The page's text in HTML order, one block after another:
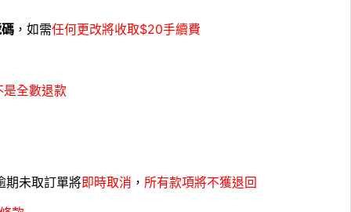
，如需任何更改將收取$20手續費
是全數退款
期未取訂單將即時取消 ， 所有款項將不獲退回